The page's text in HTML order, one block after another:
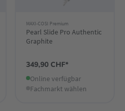
MAXI-COSI Premium
Pearl Slide Pro Authentic
Graphite
349,90 CHF*
Online verfügbar
Fachmarkt wählen